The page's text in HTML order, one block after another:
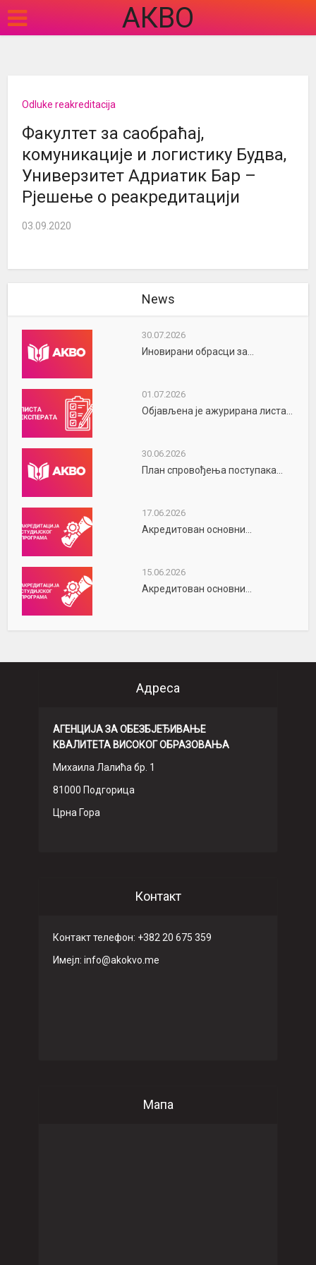
АКВО
Odluke reakreditacija
Факултет за саобраћај,
комуникације и логистику Будва,
Универзитет Адриатик Бар –
Рјешење о реакредитацији
03.09.2020
News
30.07.2026
Иновирани обрасци за...
01.07.2026
Објављена је ажурирана листа...
30.06.2026
План спровођења поступака...
17.06.2026
Акредитован основни...
15.06.2026
Акредитован основни...
Адреса
АГЕНЦИЈА ЗА ОБЕЗБЈЕЂИВАЊЕ
КВАЛИТЕТА ВИСОКОГ ОБРАЗОВАЊА
Михаила Лалића бр. 1
81000 Подгорица
Црна Гора
Контакт
Контакт телефон: +382 20 675 359
Имeјл: info@akokvo.me
Мапа